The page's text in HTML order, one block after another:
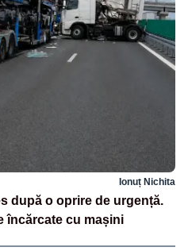
Ionuț Nichita
după o oprire de urgență.
încărcate cu mașini